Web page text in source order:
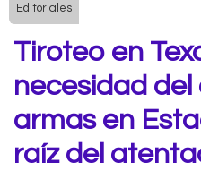
Editoriales
Tiroteo en
necesidad del
armas en
raíz del